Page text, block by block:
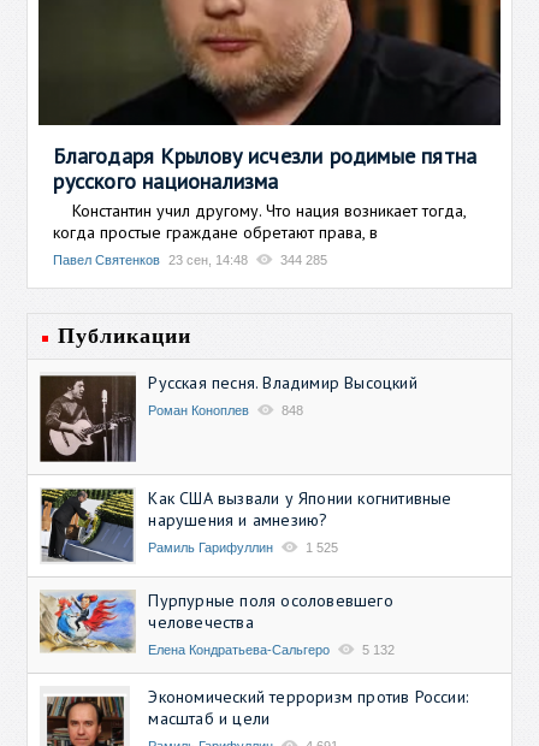
Благодаря Крылову исчезли родимые пятна
русского национализма
Константин учил другому. Что нация возникает тогда,
когда простые граждане обретают права, в
Павел Святенков 23 сен, 14:48 344 285
Публикации
Русская песня. Владимир Высоцкий
Роман Коноплев 848
Как США вызвали у Японии когнитивные
нарушения и амнезию?
Рамиль Гарифуллин 1 525
Пурпурные поля осоловевшего
человечества
Елена Кондратьева-Сальгеро 5 132
Экономический терроризм против России:
масштаб и цели